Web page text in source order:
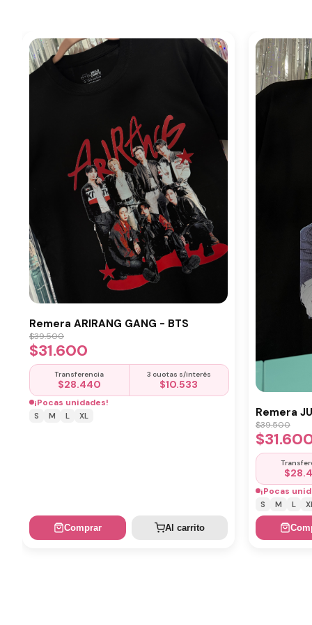
Remera ARIRANG GANG - BTS
$39.500
$31.600
Transferencia
$28.440
3 cuotas s/interés
$10.533
¡Pocas unidades!
S M L XL
Comprar Al carrito
Remera
$39.500
$
$
¡Pocas
S M L